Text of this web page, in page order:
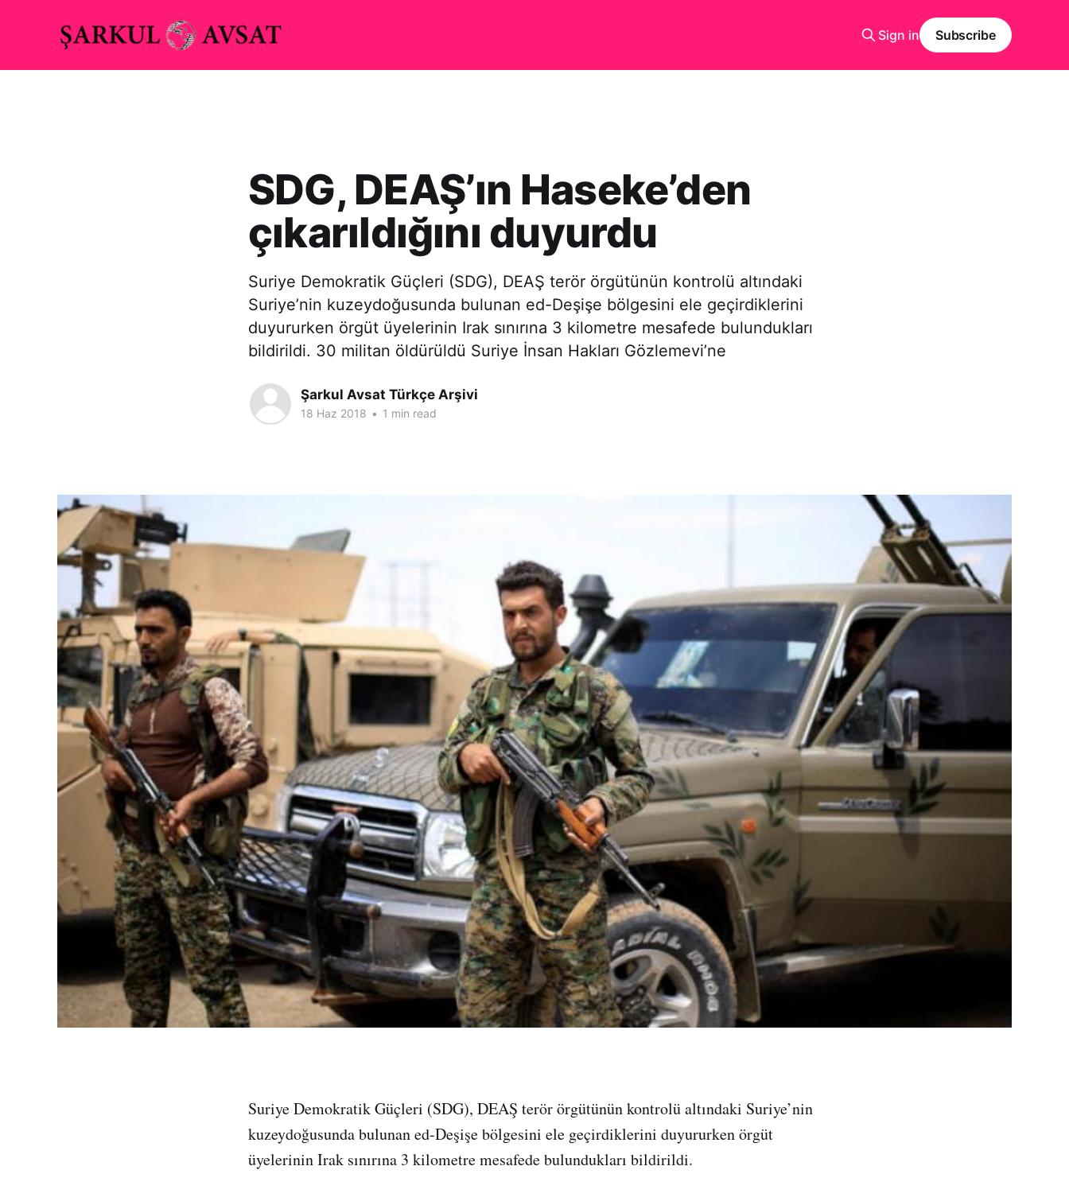
Sign in Subscribe
SDG, DEAŞ’ın Haseke’den
çıkarıldığını duyurdu
Suriye Demokratik Güçleri (SDG), DEAŞ terör örgütünün kontrolü altındaki
Suriye’nin kuzeydoğusunda bulunan ed-Deşişe bölgesini ele geçirdiklerini
duyururken örgüt üyelerinin Irak sınırına 3 kilometre mesafede bulundukları
bildirildi. 30 militan öldürüldü Suriye İnsan Hakları Gözlemevi’ne
Şarkul Avsat Türkçe Arşivi
18 Haz 2018 • 1 min read
Suriye Demokratik Güçleri (SDG), DEAŞ terör örgütünün kontrolü altındaki Suriye’nin
kuzeydoğusunda bulunan ed-Deşişe bölgesini ele geçirdiklerini duyururken örgüt
üyelerinin Irak sınırına 3 kilometre mesafede bulundukları bildirildi.